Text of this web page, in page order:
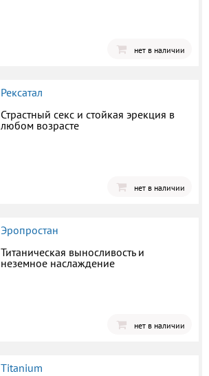
нет в наличии
Рексатал
Страстный секс и стойкая эрекция в
любом возрасте
нет в наличии
Эропростан
Титаническая выносливость и
неземное наслаждение
нет в наличии
Titanium